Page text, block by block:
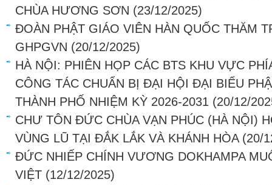
CHÙA HƯƠNG SƠN (23/12/2025)
ĐOÀN PHẬT GIÁO VIÊN HÀN QUỐC THĂM
GHPGVN (20/12/2025)
HÀ NỘI: PHIÊN HỌP CÁC BTS KHU VỰC
CÔNG TÁC CHUẨN BỊ ĐẠI HỘI ĐẠI BIỂU
THÀNH PHỐ NHIỆM KỲ 2026-2031 (20/12/
CHƯ TÔN ĐỨC CHÙA VẠN PHÚC (HÀ NỘI)
VÙNG LŨ TẠI ĐẮK LẮK VÀ KHÁNH HÒA (20/
ĐỨC NHIẾP CHÍNH VƯƠNG DOKHAMPA
VIỆT (12/12/2025)